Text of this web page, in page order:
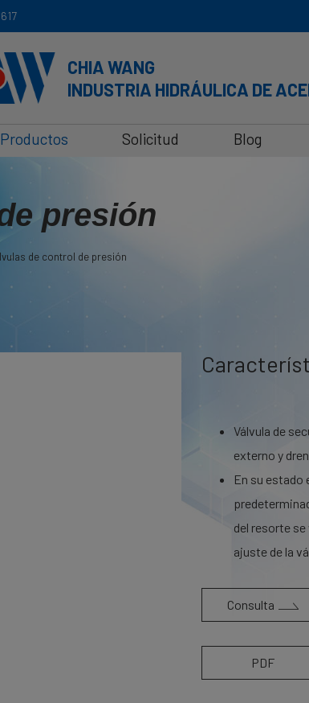
CHIA WANG
INDUSTRIA HIDRÁULICA DE
Productos Solicitud Blog
presión
de control de presión
Válvula de
externo y
En su estado
del resorte
ajuste de la
Consulta
PDF